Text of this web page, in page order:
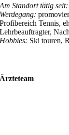
Am Standort tätig seit:
Werdegang:
Profibereich Tennis,
Lehrbeauftragter,
Hobbies: Ski touren,
Ärzteteam